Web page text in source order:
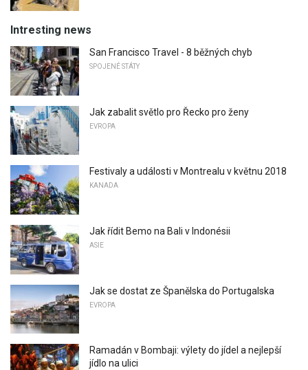
Intresting news
San Francisco Travel - 8 běžných chyb
SPOJENÉ STÁTY
Jak zabalit světlo pro Řecko pro ženy
EVROPA
Festivaly a události v Montrealu v květnu 2018
KANADA
Jak řídit Bemo na Bali v Indonésii
ASIE
Jak se dostat ze Španělska do Portugalska
EVROPA
Ramadán v Bombaji: výlety do jídel a nejlepší
jídlo na ulici